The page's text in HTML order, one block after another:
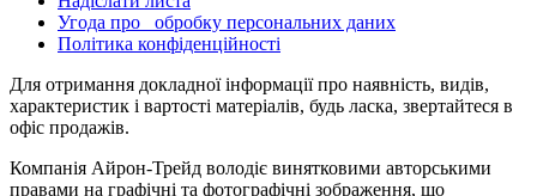
Угода про обробку персональних даних
Політика конфіденційності
Для отримання докладної інформації про наявність, видів,
характеристик і вартості матеріалів, будь ласка, звертайтеся в
офіс продажів.
Компанія Айрон-Трейд володіє винятковими авторськими
правами на графічні та фотографічні зображення, що